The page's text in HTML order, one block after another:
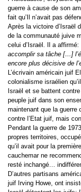
guerre à cause de son
fait qu’Il n’avait pas
Après la victoire d’Israël
de la communauté juive
celui d’Israël. Il a affirmé:
accomplir sa tâche […]
encore plus décisive de
L’écrivain américain juif
colonialisme israélien
Israël et se battent
peuple juif dans son
maintenant que la guerre
contre l’Etat juif, mais
Pendant la guerre de
propres territoires,
qu’il avait pour la
cauchemar ne
resté inchangé…
D’autres partisans
juif Irving Howe, ont